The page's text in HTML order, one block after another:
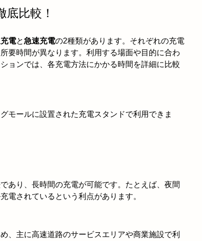
比較！
電と急速充電の2種類があります。それぞれの充電
要時間が異なります。利用する場面や目的に合わ
ョンでは、各充電方法にかかる時間を詳細に比較
モールに設置された充電スタンドで利用できま
あり、長時間の充電が可能です。たとえば、夜間
電されているという利点があります。
、主に高速道路のサービスエリアや商業施設で利